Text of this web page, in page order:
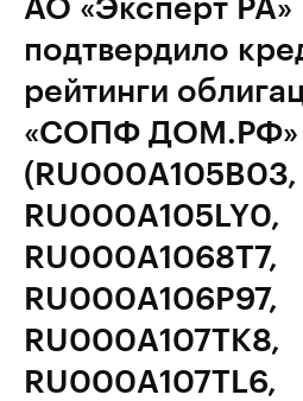
подтвердило
рейтинги
«СОПФ ДОМ.РФ»
(RU000A105B03,
RU000A105LY0,
RU000A1068T7,
RU000A106P97,
RU000A107TK8,
RU000A107TL6,